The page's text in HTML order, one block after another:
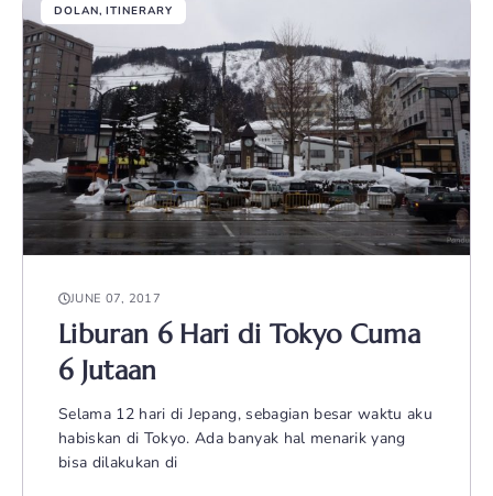
DOLAN, ITINERARY
JUNE 07, 2017
Liburan 6 Hari di Tokyo Cuma
6 Jutaan
Selama 12 hari di Jepang, sebagian besar waktu aku
habiskan di Tokyo. Ada banyak hal menarik yang
bisa dilakukan di